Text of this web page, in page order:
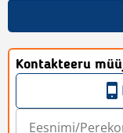
Kontakteeru